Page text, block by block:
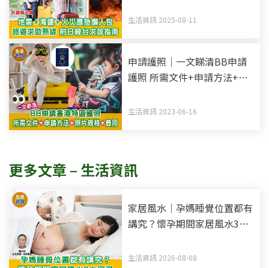
生活資訊 2025-08-11
申請護照｜一文睇清BB申請
護照 所需文件+申請方法+照
生活資訊 2023-06-16
更多文章 – 生活資訊
家居風水｜孕媽睡覺位置都有
講究？懷孕期間家居風水3大
生活資訊 2026-08-08